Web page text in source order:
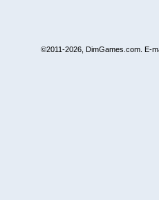
©2011-2026, DimGames.com. E-